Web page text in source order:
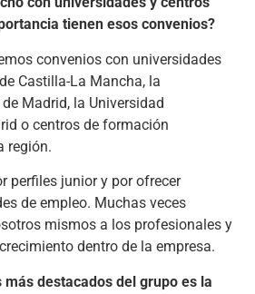
tienen esos convenios?
convenios con universidades
Castilla-La Mancha, la
Madrid, la Universidad
o centros de formación
región.
perfiles junior y por ofrecer
de empleo. Muchas veces
mismos a los profesionales y
dentro de la empresa.
más destacados del grupo es la